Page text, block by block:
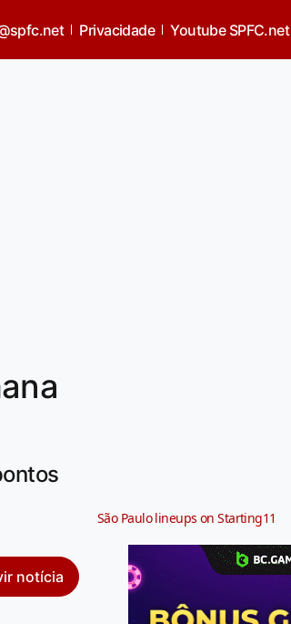
Privacidade Youtube SPFC.net
notícia
São Paulo lineups on Starting11